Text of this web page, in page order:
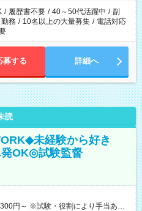
/ 履歴書不要 / 40～50代活躍中 / 副
務 / 10名以上の大量募集 / 電話対応
募する 詳細へ
読
未経験から好き
発OK◎試験監督